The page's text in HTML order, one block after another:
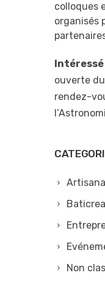
colloques
organisés
Intéressé
ouverte
rendez-
Non